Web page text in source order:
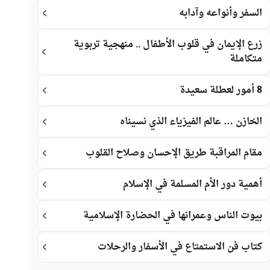
السفر وأنواعه وآدابه
زرع الإيمان في قلوب الأطفال .. منهجية تربوية
متكاملة
8 أمور لعطلة سعيدة
الخازن … عالم الفيزياء الذي نسيناه
مقام المراقبة طريق الإحسان وصلاح القلوب
أهمية دور الأم المسلمة في الإسلام
بيوت الناس وعمرانها في الحضارة الإسلامية
كتاب فن الاستمتاع في الأسفار والرحلات